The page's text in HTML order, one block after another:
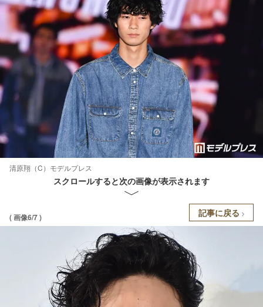
清原翔（C）モデルプレス
スクロールすると次の画像が表示されます
( 画像6/7 ) 記事に戻る